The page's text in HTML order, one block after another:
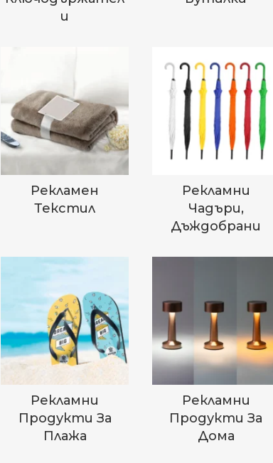
И
Рекламен
Текстил
Рекламни
Чадъри,
Дъждобрани
Рекламни
Продукти За
Плажа
Рекламни
Продукти За
Дома